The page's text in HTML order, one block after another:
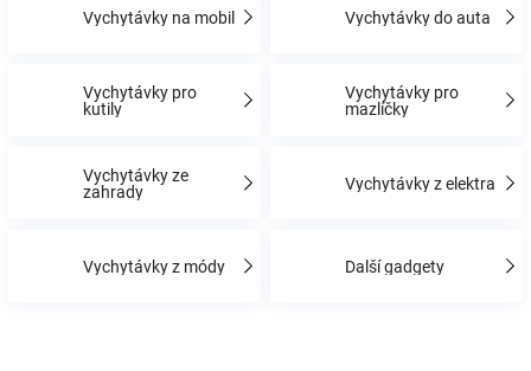
oblečení
Vychytávky na mobil Vychytávky do auta
Vychytávky pro
kutily
Vychytávky pro
mazlíčky
Vychytávky ze
zahrady
Vychytávky z elektra
Vychytávky z módy Další gadgety